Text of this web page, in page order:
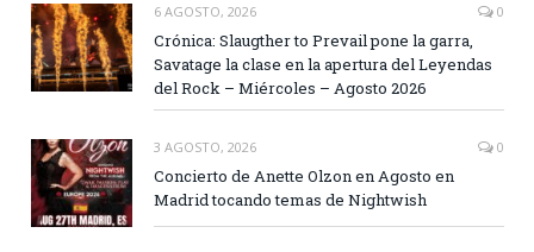
6 AGOSTO, 2026 0
Crónica: Slaugther to Prevail pone la garra,
Savatage la clase en la apertura del Leyendas
del Rock – Miércoles – Agosto 2026
3 AGOSTO, 2026 0
Concierto de Anette Olzon en Agosto en
Madrid tocando temas de Nightwish